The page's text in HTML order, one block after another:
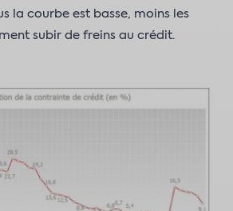
la courbe est basse, moins les
subir de freins au crédit.